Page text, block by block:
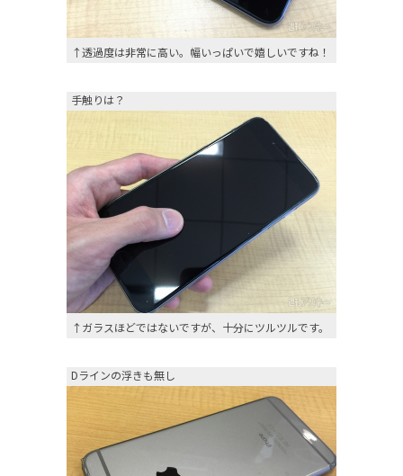
↑透過度は非常に高い。幅いっぱいで嬉しいですね！
手触りは？
↑ガラスほどではないですが、十分にツルツルです。
Dラインの浮きも無し